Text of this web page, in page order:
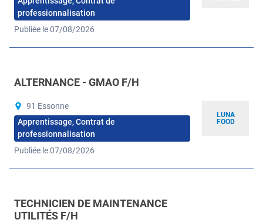
professionnalisation
Publiée le 07/08/2026
LUNA
FOOD
ALTERNANCE - GMAO F/H
91 Essonne
Apprentissage, Contrat de
professionnalisation
Publiée le 07/08/2026
TECHNICIEN DE MAINTENANCE
UTILITÉS F/H